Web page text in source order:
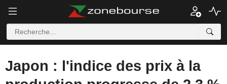
Japon : l'indice des prix à la